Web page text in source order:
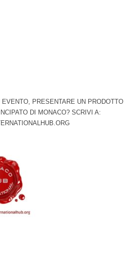
PRESENTARE UN PRODOTTO
DI MONACO? SCRIVI A: